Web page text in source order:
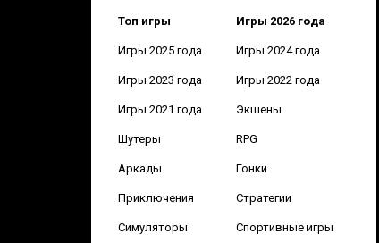
Топ игры Игры 2026 года
Игры 2025 года Игры 2024 года
Игры 2023 года Игры 2022 года
Игры 2021 года Экшены
Шутеры RPG
Аркады Гонки
Приключения Стратегии
Симуляторы Спортивные игры